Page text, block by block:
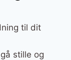
til dit
stille og